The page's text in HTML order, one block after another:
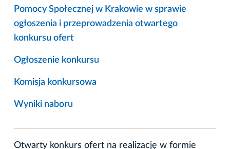
Pomocy Społecznej w Krakowie w sprawie
ogłoszenia i przeprowadzenia otwartego
konkursu ofert
Ogłoszenie konkursu
Komisja konkursowa
Wyniki naboru
Otwarty konkurs ofert na realizację w formie